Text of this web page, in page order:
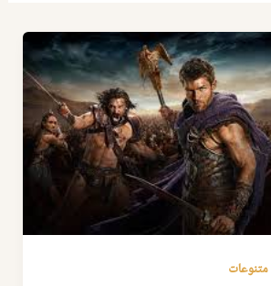
متنوعات